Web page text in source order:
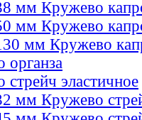
мм Кружево
мм Кружево
мм Кружево
органза
эластичное
мм Кружево